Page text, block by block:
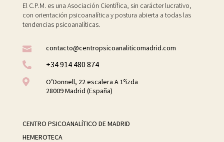
El C.P.M. es una Asociación Científica, sin carácter lucrativo,
con orientación psicoanalítica y postura abierta a todas las
tendencias psicoanalíticas.

contacto@centropsicoanaliticomadrid.com

+34 914 480 874

O’Donnell, 22 escalera A 1ºizda
28009 Madrid (España)
CENTRO PSICOANALÍTICO DE MADRID
HEMEROTECA